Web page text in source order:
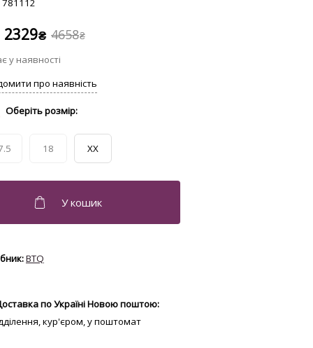
781112
4658₴
2329₴
18 XX
BTQ
по Україні Новою поштою:
кур'єром, у поштомат